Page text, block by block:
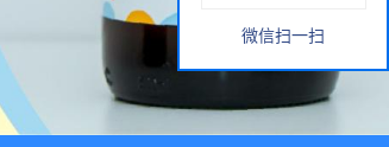
微信扫一扫